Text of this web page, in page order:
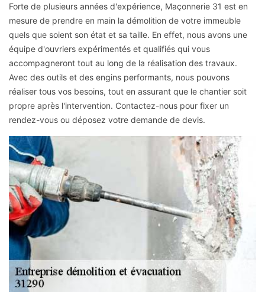
Forte de plusieurs années d'expérience, Maçonnerie 31 est en
mesure de prendre en main la démolition de votre immeuble
quels que soient son état et sa taille. En effet, nous avons une
équipe d'ouvriers expérimentés et qualifiés qui vous
accompagneront tout au long de la réalisation des travaux.
Avec des outils et des engins performants, nous pouvons
réaliser tous vos besoins, tout en assurant que le chantier soit
propre après l'intervention. Contactez-nous pour fixer un
rendez-vous ou déposez votre demande de devis.